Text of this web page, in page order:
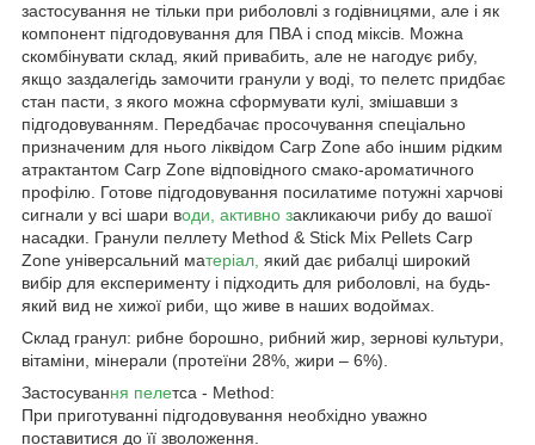
застосування не тільки при риболовлі з годівницями, але і як
компонент підгодовування для ПВА і спод міксів. Можна
скомбінувати склад, який привабить, але не нагодує рибу,
якщо заздалегідь замочити гранули у воді, то пелетс придбає
стан пасти, з якого можна сформувати кулі, змішавши з
підгодовуванням. Передбачає просочування спеціально
призначеним для нього ліквідом Carp Zone або іншим рідким
атрактантом Carp Zone відповідного смако-ароматичного
профілю. Готове підгодовування посилатиме потужні харчові
сигнали у всі шари води, активно закликаючи рибу до вашої
насадки. Гранули пеллету Method & Stick Mix Pellets Carp
Zone універсальний матеріал, який дає рибалці широкий
вибір для експерименту і підходить для риболовлі, на будь-
який вид не хижої риби, що живе в наших водоймах.
Склад гранул: рибне борошно, рибний жир, зернові культури,
вітаміни, мінерали (протеїни 28%, жири – 6%).
Застосування пелетса - Method:
При приготуванні підгодовування необхідно уважно
поставитися до її зволоження.